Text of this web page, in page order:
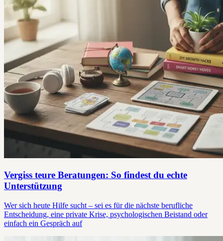
Vergiss teure Beratungen: So findest du echte
Unterstützung
Wer sich heute Hilfe sucht – sei es für die nächste berufliche
Entscheidung, eine private Krise, psychologischen Beistand oder
einfach ein Gespräch auf